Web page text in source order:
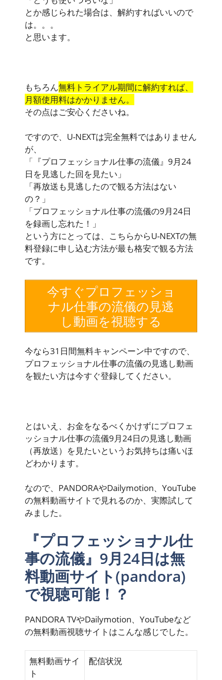
とか感じられた場合は、解約すればいいので
は。。。
と思います。
もちろん無料トライアル期間に解約すれば、
月額使用料はかかりません。
その点はご安心くださいね。
ですので、U-NEXTは完全無料ではありません
が、
「『プロフェッショナル仕事の流儀』9月24
日を見逃した回を見たい」
「再放送も見逃したので観る方法はない
の？」
「プロフェッショナル仕事の流儀の9月24日
を録画し忘れた！」
という方にとっては、こちらからU-NEXTの無
料登録に申し込む方法が最も格安で観る方法
です。
今すぐプロフェッショ
ナル仕事の流儀の見逃
し動画を視聴する
今なら31日間無料キャンペーン中ですので、
プロフェッショナル仕事の流儀の見逃し動画
を観たい方は今すぐ登録してください。
とはいえ、 お金をなるべくかけずにプロフェ
ッショナル仕事の流儀9月24日の見逃し動画
（再放送）を見たいというお気持ちは痛いほ
どわかります。
なので、PANDORAやDailymotion、YouTube
の無料動画サイトで見れるのか、実際試して
みました。
『プロフェッショナル仕
事の流儀』9月24日は無
料動画サイト(pandora)
で視聴可能！？
PANDORA TVやDailymotion、YouTubeなど
の無料動画視聴サイトはこんな感じでした。
無料動画サイ
ト
配信状況